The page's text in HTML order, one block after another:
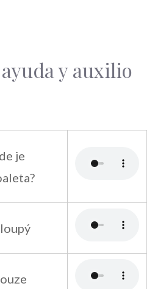
y auxilio
je